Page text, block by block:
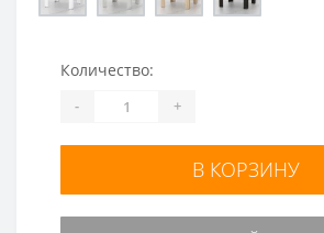
Количество:
- +
В КОРЗИНУ